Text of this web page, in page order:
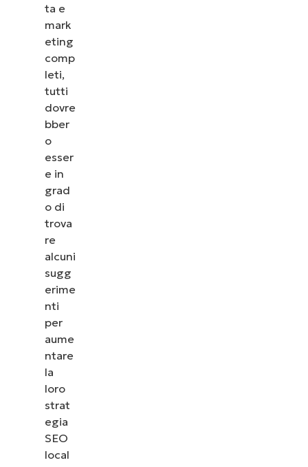
ta e
mark
eting
comp
leti,
tutti
dovre
bber
o
esser
e in
grad
o di
trova
re
alcuni
sugg
erime
nti
per
aume
ntare
la
loro
strat
egia
SEO
local